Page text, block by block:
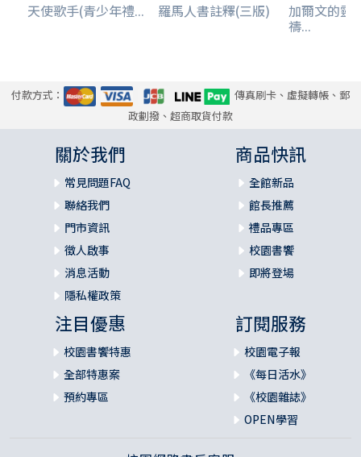
天使歌手(青少年禮... 羅馬人書註釋(三版) 加爾文的靈
禱...
付款方式：
傳真刷卡、虛擬轉帳、郵
政劃撥、超商取貨付款
關於我們
常見問題FAQ
聯絡我們
門市資訊
徵人啟事
消息活動
隱私權政策
商品快訊
全館新品
館長推薦
禮品專區
校園書饗
即將登場
注目優惠
校園書饗特惠
全部特惠案
預約專區
訂閱服務
校園電子報
《每日活水》
《校園雜誌》
OPEN學習